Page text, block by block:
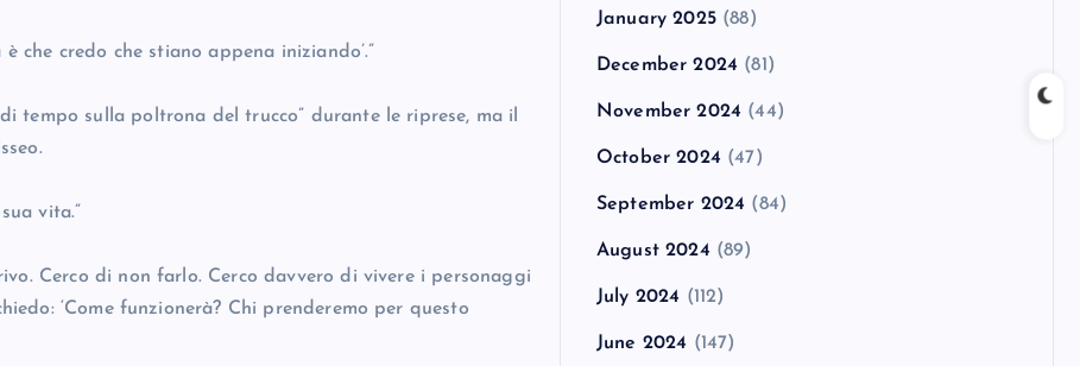
che credo che stiano appena iniziando’.”
tempo sulla poltrona del trucco” durante le riprese, ma il
vita.”
Cerco di non farlo. Cerco davvero di vivere i personaggi
‘Come funzionerà? Chi prenderemo per questo
January 2025(88)
December 2024 (81)
November 2024 (44)
October 2024 (47)
September 2024 (84)
August 2024 (89)
July 2024 (112)
June 2024 (147)